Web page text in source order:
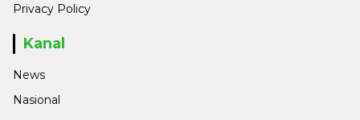
Privacy Policy
Kanal
News
Nasional